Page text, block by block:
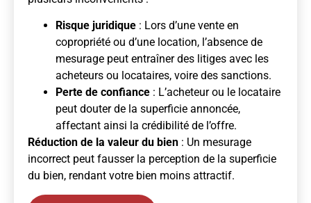
Risque juridique : Lors d’une vente en
copropriété ou d’une location, l’absence de
mesurage peut entraîner des litiges avec les
acheteurs ou locataires, voire des sanctions.
Perte de confiance : L’acheteur ou le locataire
peut douter de la superficie annoncée,
affectant ainsi la crédibilité de l’offre.
Réduction de la valeur du bien : Un mesurage
incorrect peut fausser la perception de la superficie
du bien, rendant votre bien moins attractif.